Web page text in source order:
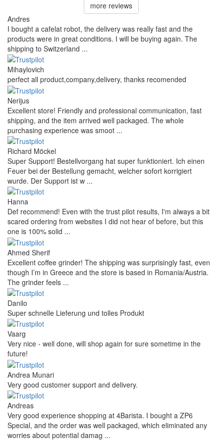
more reviews
Andres
I bought a cafelat robot, the delivery was really fast and the
products were in great conditions. I will be buying again. The
shipping to Switzerland ...
Mihaylovich
perfect all product,company,delivery, thanks recomended
Nerijus
Excellent store! Friendly and professional communication, fast
shipping, and the item arrived well packaged. The whole
purchasing experience was smoot ...
Richard Möckel
Super Support! Bestellvorgang hat super funktioniert. Ich einen
Feuer bei der Bestellung gemacht, welcher sofort korrigiert
wurde. Der Support ist w ...
Hanna
Def recommend! Even with the trust pilot results, I'm always a bit
scared ordering from websites I did not hear of before, but this
one is 100% solid ...
Ahmed Sherif
Excellent coffee grinder! The shipping was surprisingly fast, even
though I’m in Greece and the store is based in Romania/Austria.
The grinder feels ...
Danilo
Super schnelle Lieferung und tolles Produkt
Vaarg
Very nice - well done, will shop again for sure sometime in the
future!
Andrea Munari
Very good customer support and delivery.
Andreas
Very good experience shopping at 4Barista. I bought a ZP6
Special, and the order was well packaged, which eliminated any
worries about potential damag ...